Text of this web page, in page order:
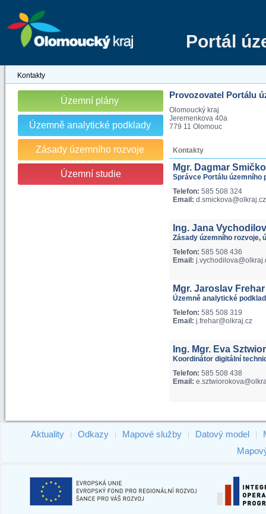
Portál
Kontakty
Územní plány
Územně analytické podklady
Zásady územního rozvoje
Územní studie
Provozovatel Portálu
Olomoucký kraj
Jeremenkova 40a
779 11 Olomouc
Kontakty
Mgr. Dagmar
Správce Portálu územního
Telefon: 585 508 324
Email: d.smickova@olkraj.cz
Ing. Jana
Zásady územního rozvoje,
Telefon: 585 508 436
Email:
Mgr. Jaroslav Frehar
Územně analytické
Telefon: 585 508 319
Email: j.frehar@olkraj.cz
Ing. Mgr. Eva
Koordinátor digitální
Telefon: 585 508 438
Email:
Aktuality Odkazy Mapové služby Datový model